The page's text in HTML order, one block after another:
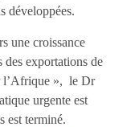
développées.
une croissance
des exportations de
l’Afrique », le Dr
urgente est
est terminé.